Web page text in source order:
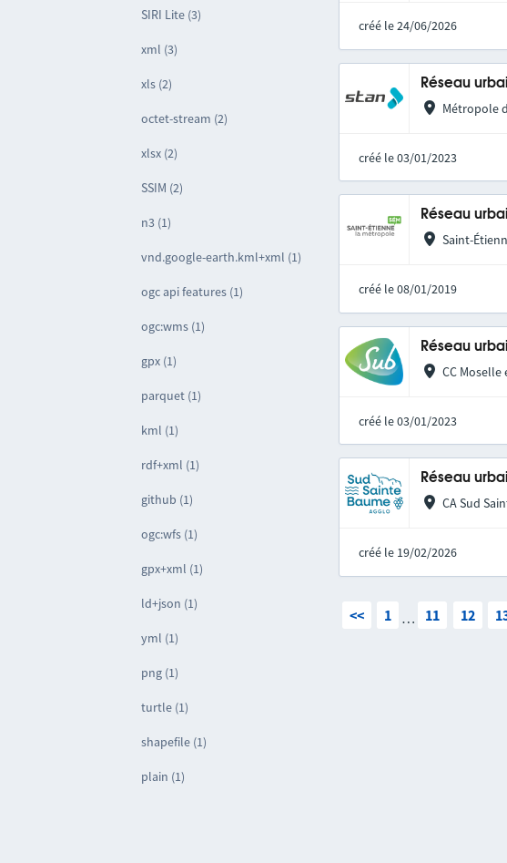
SIRI Lite (3)
xml (3)
xls (2)
octet-stream (2)
xlsx (2)
SSIM (2)
n3 (1)
vnd.google-earth.kml+xml (1)
ogc api features (1)
ogc:wms (1)
gpx (1)
parquet (1)
kml (1)
rdf+xml (1)
github (1)
ogc:wfs (1)
gpx+xml (1)
ld+json (1)
yml (1)
png (1)
turtle (1)
shapefile (1)
plain (1)
créé le 24/06/2026
Réseau
Métropole
créé le 03/01/2023
Réseau
Saint-
créé le 08/01/2019
Réseau
CC Moselle
créé le 03/01/2023
Réseau
CA Sud
créé le 19/02/2026
<< 1 … 11 12